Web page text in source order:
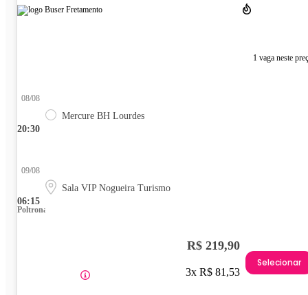
1 vaga neste
20:30
08/08
Mercure BH Lourdes
06:15
09/08
Sala VIP Nogueira Turismo
Poltrona
R$ 219,90
3x R$ 81,53
Selecionar